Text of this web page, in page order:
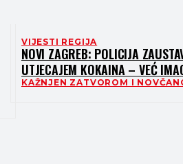
VIJESTI REGIJA
NOVI ZAGREB: POLICIJA
UTJECAJEM KOKAINA – VEĆ
KAŽNJEN ZATVOROM I